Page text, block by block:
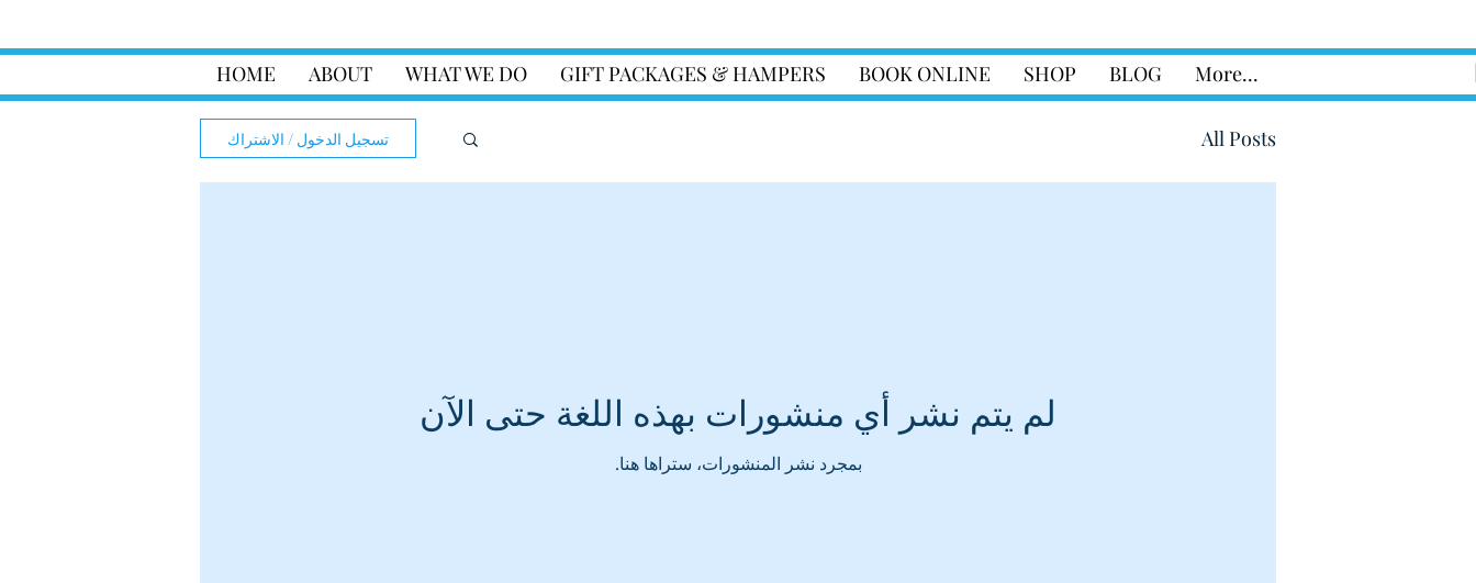
HOME ABOUT WHAT WE DO GIFT PACKAGES & HAMPERS BOOK ONLINE SHOP BLOG More...
All Posts تسجيل الدخول / الاشتراك
لم يتم نشر أي منشورات بهذه اللغة حتى الآن
بمجرد نشر المنشورات، ستراها هنا.